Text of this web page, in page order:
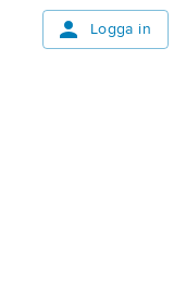
Logga in